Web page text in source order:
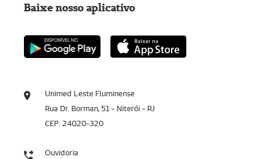
Unimed Leste Fluminense
Rua Dr. Borman, 51 - Niterói - RJ
CEP: 24020-320
Ouvidoria
Baixe nosso aplicativo